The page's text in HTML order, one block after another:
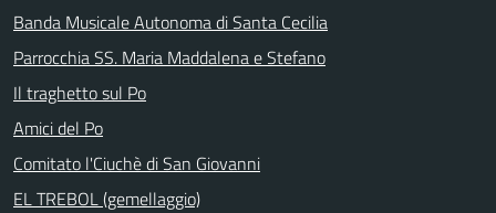
Banda Musicale Autonoma di Santa Cecilia
Parrocchia SS. Maria Maddalena e Stefano
Il traghetto sul Po
Amici del Po
Comitato l'Ciuchè di San Giovanni
EL TREBOL (gemellaggio)